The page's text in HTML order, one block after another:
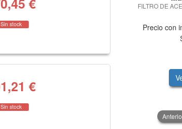
€
Sin stock
€
Sin stock
FILTRO DE
Precio con